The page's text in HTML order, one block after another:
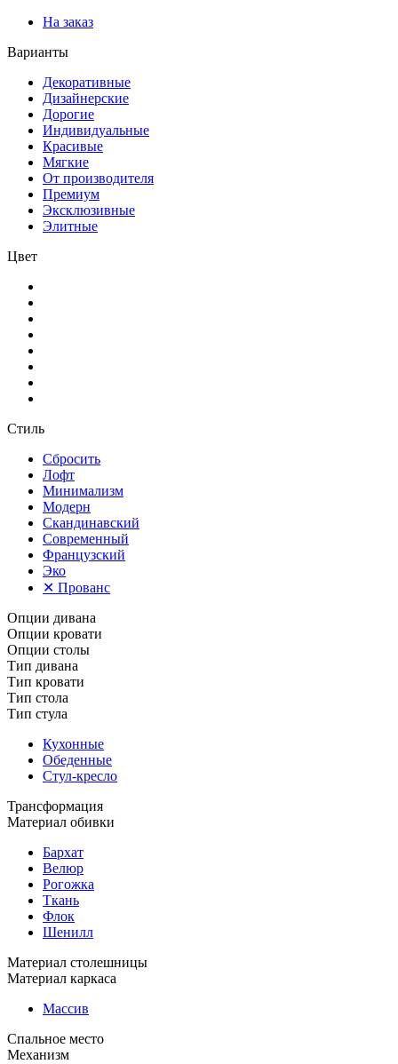
На заказ
Варианты
Декоративные
Дизайнерские
Дорогие
Индивидуальные
Красивые
Мягкие
От производителя
Премиум
Эксклюзивные
Элитные
Цвет
Стиль
Сбросить
Лофт
Минимализм
Модерн
Скандинавский
Современный
Французский
Эко
✕ Прованс
Опции дивана
Опции кровати
Опции столы
Тип дивана
Тип кровати
Тип стола
Тип стула
Кухонные
Обеденные
Стул-кресло
Трансформация
Материал обивки
Бархат
Велюр
Рогожка
Ткань
Флок
Шенилл
Материал столешницы
Материал каркаса
Массив
Спальное место
Механизм